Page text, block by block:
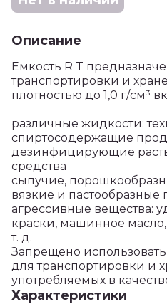
Описание
Емкость R T
транспортировки и
плотностью до 1,0 г/см³
различные жидкости:
спиртосодержащие
дезинфицирующие
средства
сыпучие,
вязкие и пастообразные
агрессивные вещества:
краски, машинное
т. д.
Запрещено
для транспортировки и
употребляемых в
Характеристики